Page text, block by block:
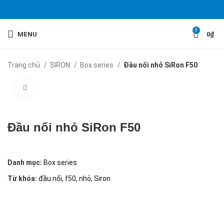
MENU
0
0₫
Trang chủ SIRON Box series Đầu nối nhỏ SiRon F50
Đầu nối nhỏ SiRon F50
Danh mục: Box series
Từ khóa: đầu nối, f50, nhỏ, Siron